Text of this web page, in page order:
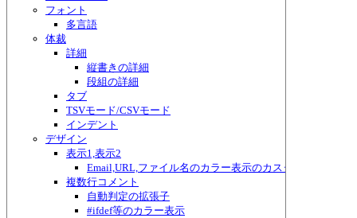
フォント
多言語
体裁
詳細
縦書きの詳細
段組の詳細
タブ
TSVモード/CSVモード
インデント
デザイン
表示1,表示2
Email,URL,ファイル名のカラー表示のカスタマイズ
複数行コメント
自動判定の拡張子
#ifdef等のカラー表示